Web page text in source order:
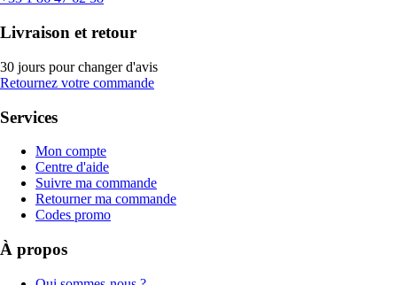
Livraison et retour
30 jours pour changer d'avis
Retournez votre commande
Services
Mon compte
Centre d'aide
Suivre ma commande
Retourner ma commande
Codes promo
À propos